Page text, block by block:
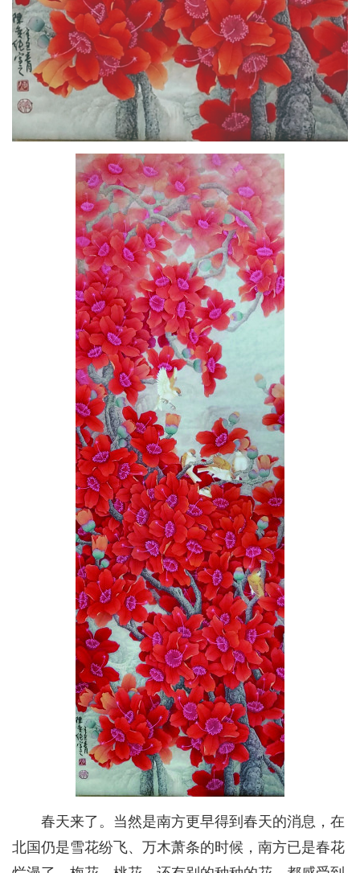
春天来了。当然是南方更早得到春天的消息，在
北国仍是雪花纷飞、万木萧条的时候，南方已是春花